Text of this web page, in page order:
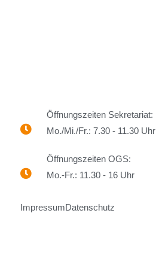
Öffnungszeiten Sekretariat:
Mo./Mi./Fr.: 7.30 - 11.30 Uhr
Öffnungszeiten OGS:
Mo.-Fr.: 11.30 - 16 Uhr
ImpressumDatenschutz